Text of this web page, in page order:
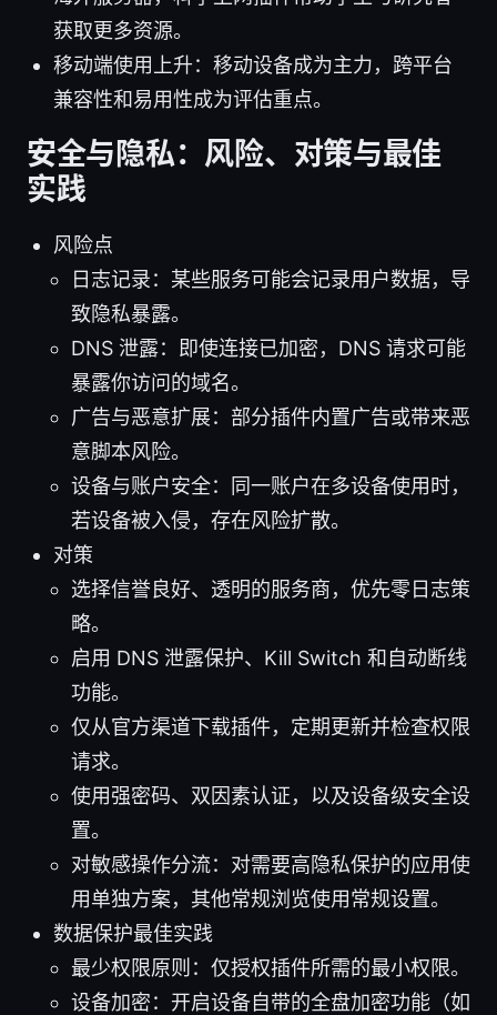
获取更多资源。
移动端使用上升：移动设备成为主力，跨平台
兼容性和易用性成为评估重点。
安全与隐私：风险、对策与最佳
实践
风险点
日志记录：某些服务可能会记录用户数据，导
致隐私暴露。
DNS 泄露：即使连接已加密，DNS 请求可能
暴露你访问的域名。
广告与恶意扩展：部分插件内置广告或带来恶
意脚本风险。
设备与账户安全：同一账户在多设备使用时，
若设备被入侵，存在风险扩散。
对策
选择信誉良好、透明的服务商，优先零日志策
略。
启用 DNS 泄露保护、Kill Switch 和自动断线
功能。
仅从官方渠道下载插件，定期更新并检查权限
请求。
使用强密码、双因素认证，以及设备级安全设
置。
对敏感操作分流：对需要高隐私保护的应用使
用单独方案，其他常规浏览使用常规设置。
数据保护最佳实践
最少权限原则：仅授权插件所需的最小权限。
设备加密：开启设备自带的全盘加密功能（如